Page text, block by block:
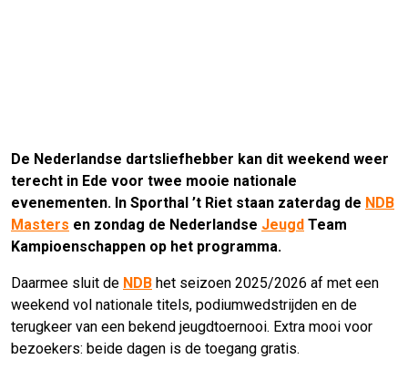
De Nederlandse dartsliefhebber kan dit weekend weer
terecht in Ede voor twee mooie nationale
evenementen. In Sporthal ’t Riet staan zaterdag de NDB
Masters en zondag de Nederlandse Jeugd Team
Kampioenschappen op het programma.
Daarmee sluit de NDB het seizoen 2025/2026 af met een
weekend vol nationale titels, podiumwedstrijden en de
terugkeer van een bekend jeugdtoernooi. Extra mooi voor
bezoekers: beide dagen is de toegang gratis.